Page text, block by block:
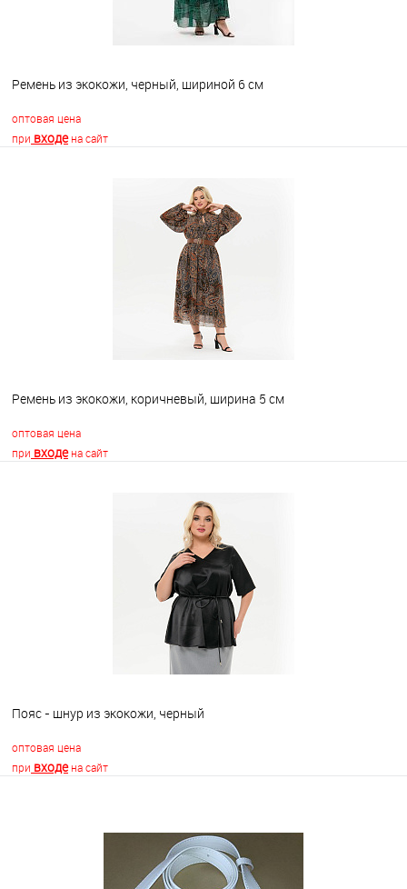
Ремень из экокожи, черный, шириной 6 см
оптовая цена
при входена сайт
В корзину
Ремень из экокожи, коричневый, ширина 5 см
оптовая цена
при входена сайт
В корзину
Пояс - шнур из экокожи, черный
оптовая цена
при входена сайт
Недоступно